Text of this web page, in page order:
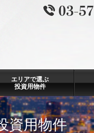
エリアで選ぶ
投資用物件
資用物件